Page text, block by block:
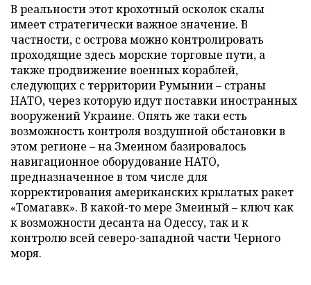
В реальности этот крохотный осколок скалы
имеет стратегически важное значение. В
частности, с острова можно контролировать
проходящие здесь морские торговые пути, а
также продвижение военных кораблей,
следующих с территории Румынии – страны
НАТО, через которую идут поставки иностранных
вооружений Украине. Опять же таки есть
возможность контроля воздушной обстановки в
этом регионе – на Змеином базировалось
навигационное оборудование НАТО,
предназначенное в том числе для
корректирования американских крылатых ракет
«Томагавк». В какой-то мере Змеиный – ключ как
к возможности десанта на Одессу, так и к
контролю всей северо-западной части Черного
моря.